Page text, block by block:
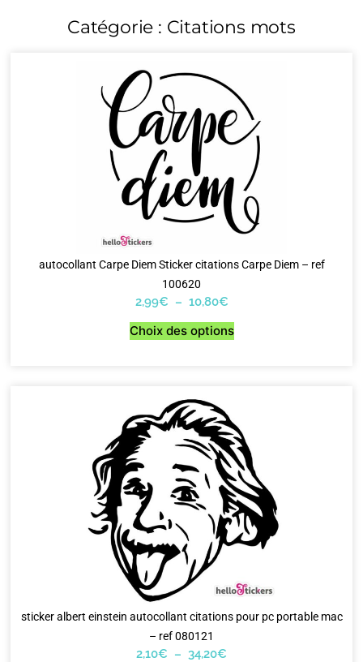
Catégorie : Citations mots
autocollant Carpe Diem Sticker citations Carpe Diem – ref
100620
2,99€ – 10,80€
Choix des options
sticker albert einstein autocollant citations pour pc portable mac
– ref 080121
2,10€ – 34,20€